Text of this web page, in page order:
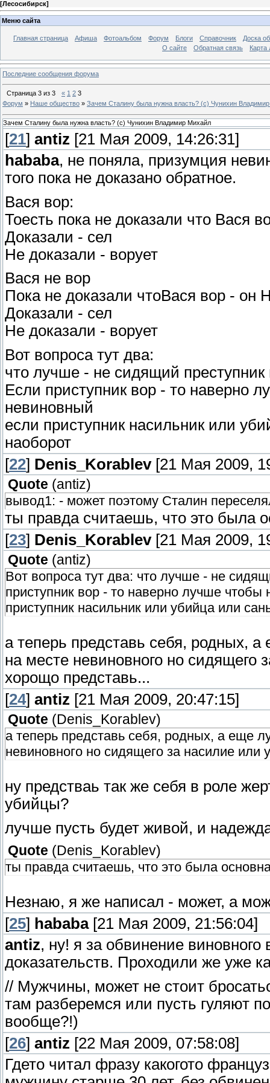
[Лесосибирск]
Меню сайта
Главная страница Афиша Фотоальбом Форум Блоги Справочник
Доска
О сайте
Обратная связь Карта
Последние сообщения форума
Страница 3 из 3 « 1 2 3
Форум » Наше общество » Зачем Сталину была нужна власть? (с) Чунихин
Зачем Сталину была нужна власть? (с) Чунихин Владимир Михайл
[21] antiz [21 Мая 2009, 14:26:31]
hababa, не поняла, призумция
того пока не доказано обратное.
Вася вор:
Тоесть пока не доказали что Вася
Доказали - сел
Не доказали - ворует
Вася не вор
Пока не доказали чтоВася вор - он
Доказали - сел
Не доказали - ворует
Вот вопроса тут два:
что лучше - не сидящий
Если приступник вор - то наверно
невиновный
если приступник насильник или
наоборот
[22] Denis_Korablev[21 Мая 2009,
Quote (antiz)
вывод1: - может поэтому Сталин
ты правда считаешь, что это была
[23] Denis_Korablev[21 Мая 2009,
Quote (antiz)
Вот вопроса тут два: что лучше - не
приступник вор - то наверно лучше
приступник насильник или убийца или
а теперь представь себя, родных,
на месте невиновного но сидящего
хорощо представь...
[24] antiz [21 Мая 2009, 20:47:15]
Quote (Denis_Korablev)
а теперь представь себя, родных, а еще
невиновного но сидящего за насилие или
ну предстваь так же себя в роле
убийцы?
лучше пусть будет живой, и
Quote ( Denis_Korablev)
ты правда считаешь, что это была
Незнаю, я же написал - может, а
[25] hababa[21 Мая 2009, 21:56:04]
antiz, ну! я за обвинение
доказательств. Проходили же уже
// Мужчины, может не стоит
там разберемся или пусть гуляют
вообще?!)
[26] antiz [22 Мая 2009, 07:58:08]
Гдето читал фразу какогото